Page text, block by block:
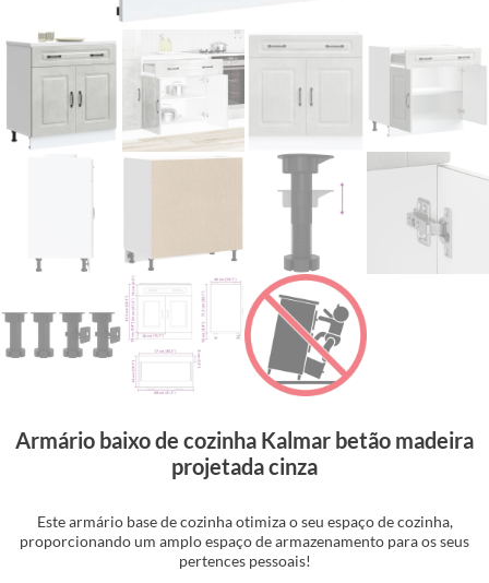
Armário baixo de cozinha Kalmar betão madeira
projetada cinza
Este armário base de cozinha otimiza o seu espaço de cozinha,
proporcionando um amplo espaço de armazenamento para os seus
pertences pessoais!